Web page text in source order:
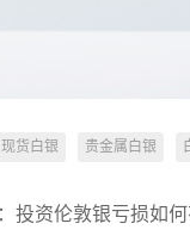
现货白银 贵金属白银
敦银亏损如何有效避免？伦敦银的止损